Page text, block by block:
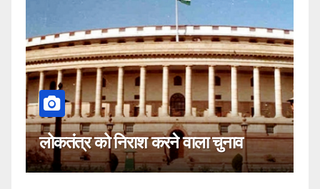
चुनाव
कहीं यह सीजेआई के खिलाफ साजिश
नहीं!